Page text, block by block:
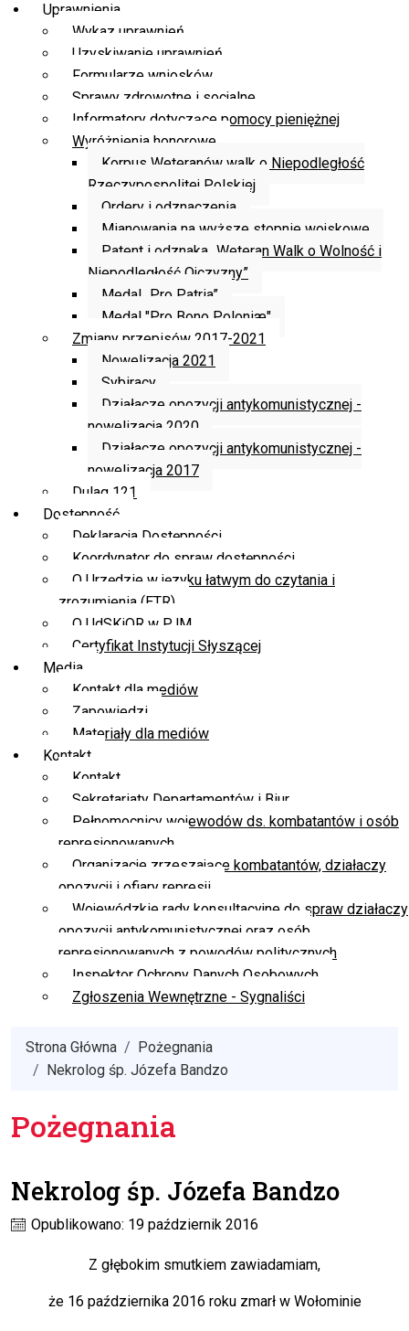
Uprawnienia
Wykaz uprawnień
Uzyskiwanie uprawnień
Formularze wniosków
Sprawy zdrowotne i socjalne
Informatory dotyczące pomocy pieniężnej
Wyróżnienia honorowe
Korpus Weteranów walk o Niepodległość
Rzeczypospolitej Polskiej
Ordery i odznaczenia
Mianowania na wyższe stopnie wojskowe
Patent i odznaka „Weteran Walk o Wolność i
Niepodległość Ojczyzny”
Medal „Pro Patria”
Medal "Pro Bono Poloniæ"
Zmiany przepisów 2017-2021
Nowelizacja 2021
Sybiracy
Działacze opozycji antykomunistycznej -
nowelizacja 2020
Działacze opozycji antykomunistycznej -
nowelizacja 2017
Dulag 121
Dostępność
Deklaracja Dostępności
Koordynator do spraw dostępności
O Urzędzie w języku łatwym do czytania i
zrozumienia (ETR)
O UdSKiOR w PJM
Certyfikat Instytucji Słyszącej
Media
Kontakt dla mediów
Zapowiedzi
Materiały dla mediów
Kontakt
Kontakt
Sekretariaty Departamentów i Biur
Pełnomocnicy wojewodów ds. kombatantów i osób
represjonowanych
Organizacje zrzeszające kombatantów, działaczy
opozycji i ofiary represji
Wojewódzkie rady konsultacyjne do spraw działaczy
opozycji antykomunistycznej oraz osób
represjonowanych z powodów politycznych
Inspektor Ochrony Danych Osobowych
Zgłoszenia Wewnętrzne - Sygnaliści
Strona Główna
Pożegnania
Nekrolog śp. Józefa Bandzo
Pożegnania
Nekrolog śp. Józefa Bandzo
Opublikowano: 19 październik 2016
Z głębokim smutkiem zawiadamiam,
że 16 października 2016 roku zmarł w Wołominie